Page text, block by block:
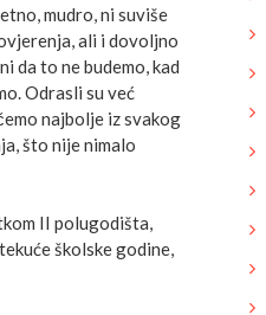
mudro, ni suviše
ali i dovoljno
da to ne budemo, kad
Odrasli su već
najbolje iz svakog
što nije nimalo
II polugodišta,
školske godine,